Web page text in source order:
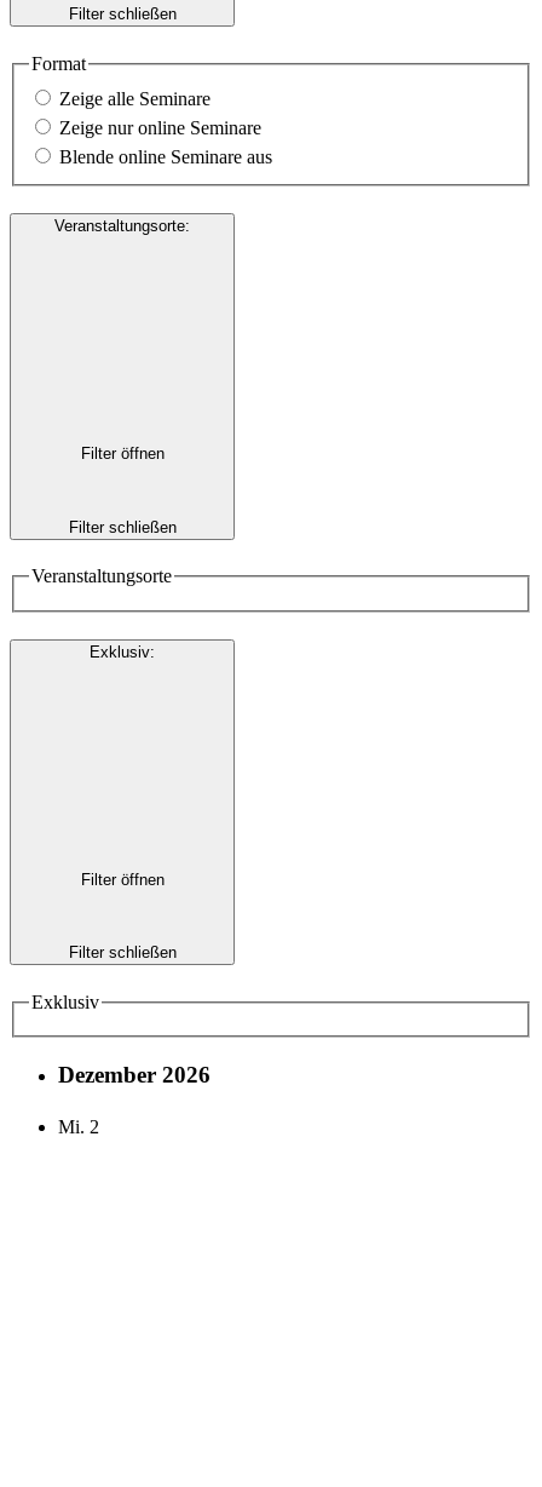
Filter schließen
Format
Zeige alle Seminare
Zeige nur online Seminare
Blende online Seminare aus
Veranstaltungsorte:
Filter öffnen
Filter schließen
Veranstaltungsorte
Exklusiv:
Filter öffnen
Filter schließen
Exklusiv
Dezember 2026
Mi. 2